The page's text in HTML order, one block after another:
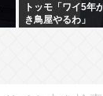
トッモ「ワイ5年
き鳥屋やるわ」